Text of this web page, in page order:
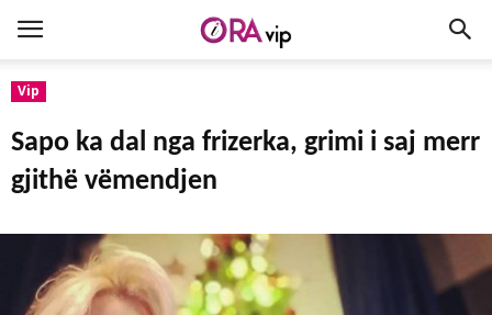
Vip
Sapo ka dal nga frizerka, grimi i saj merr
gjithë vëmendjen